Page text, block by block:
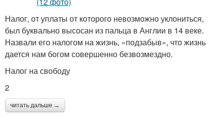
Налог, от уплаты от которого невозможно уклониться,
был буквально высосан из пальца в Англии в 14 веке.
Назвали его налогом на жизнь, «подзабыв», что жизнь
дается нам богом совершенно безвозмездно.
Налог на свободу
2
читать дальше →